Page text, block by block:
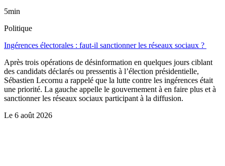
5min
Politique
Ingérences électorales : faut-il sanctionner les réseaux sociaux ?
Après trois opérations de désinformation en quelques jours ciblant
des candidats déclarés ou pressentis à l’élection présidentielle,
Sébastien Lecornu a rappelé que la lutte contre les ingérences était
une priorité. La gauche appelle le gouvernement à en faire plus et à
sanctionner les réseaux sociaux participant à la diffusion.
Le 6 août 2026